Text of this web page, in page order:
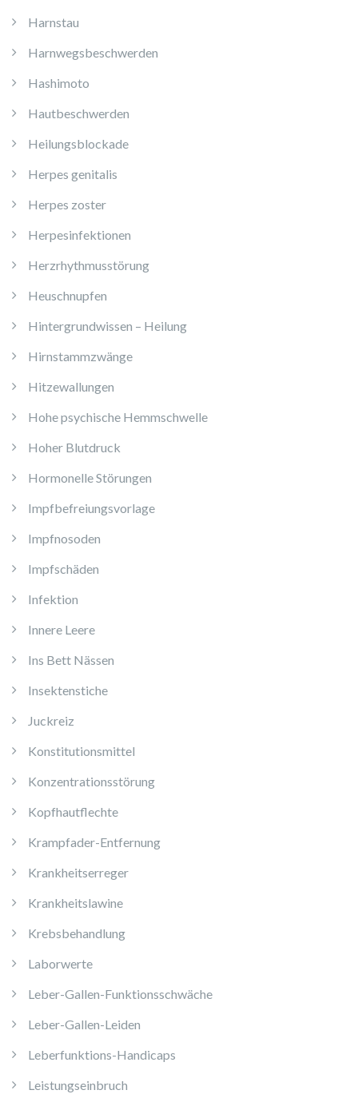
Harnstau
Harnwegsbeschwerden
Hashimoto
Hautbeschwerden
Heilungsblockade
Herpes genitalis
Herpes zoster
Herpesinfektionen
Herzrhythmusstörung
Heuschnupfen
Hintergrundwissen – Heilung
Hirnstammzwänge
Hitzewallungen
Hohe psychische Hemmschwelle
Hoher Blutdruck
Hormonelle Störungen
Impfbefreiungsvorlage
Impfnosoden
Impfschäden
Infektion
Innere Leere
Ins Bett Nässen
Insektenstiche
Juckreiz
Konstitutionsmittel
Konzentrationsstörung
Kopfhautflechte
Krampfader-Entfernung
Krankheitserreger
Krankheitslawine
Krebsbehandlung
Laborwerte
Leber-Gallen-Funktionsschwäche
Leber-Gallen-Leiden
Leberfunktions-Handicaps
Leistungseinbruch